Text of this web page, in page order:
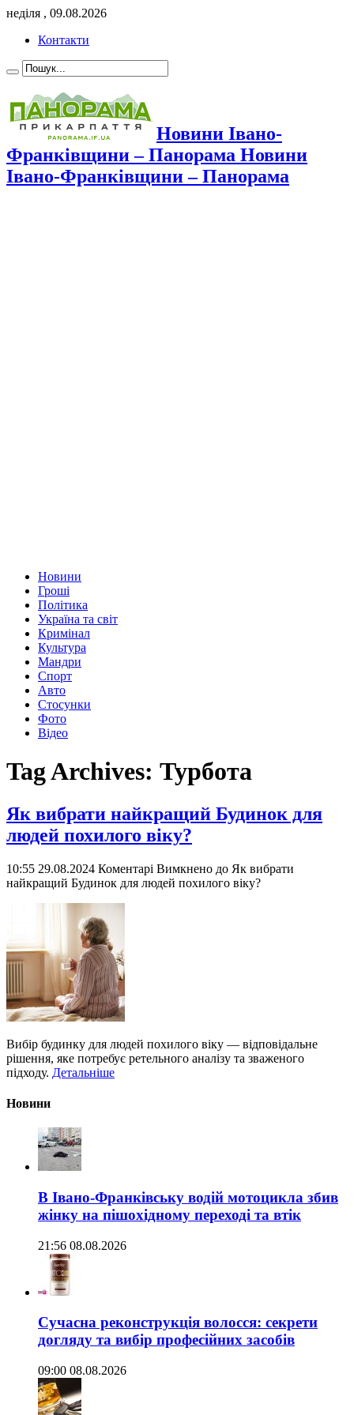
неділя , 09.08.2026
Контакти
Новини Івано-
Франківщини – Панорама Новини
Івано-Франківщини – Панорама
Новини
Гроші
Політика
Україна та світ
Кримінал
Культура
Мандри
Спорт
Авто
Стосунки
Фото
Відео
Tag Archives: Турбота
Як вибрати найкращий Будинок для
людей похилого віку?
10:55 29.08.2024 Коментарі Вимкнено до Як вибрати
найкращий Будинок для людей похилого віку?
Вибір будинку для людей похилого віку — відповідальне
рішення, яке потребує ретельного аналізу та зваженого
підходу. Детальніше
Новини
В Івано-Франківську водій мотоцикла збив
жінку на пішохідному переході та втік
21:56 08.08.2026
Сучасна реконструкція волосся: секрети
догляду та вибір професійних засобів
09:00 08.08.2026